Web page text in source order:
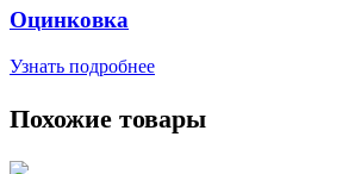
Оцинковка
Узнать подробнее
Похожие товары